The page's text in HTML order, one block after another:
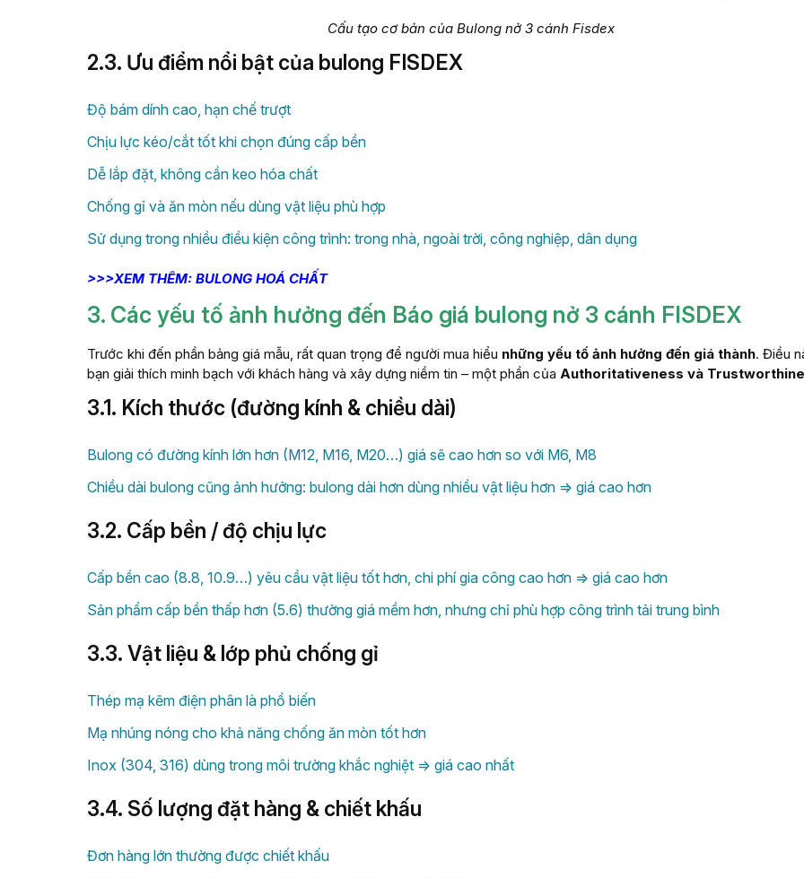
Cấu tạo cơ bản của Bulong nở 3 cánh Fisdex
2.3. Ưu điểm nổi bật của bulong FISDEX
Độ bám dính cao, hạn chế trượt
Chịu lực kéo/cắt tốt khi chọn đúng cấp bền
Dễ lắp đặt, không cần keo hóa chất
Chống gỉ và ăn mòn nếu dùng vật liệu phù hợp
Sử dụng trong nhiều điều kiện công trình: trong nhà, ngoài trời, công nghiệp, dân dụng
>>>XEM THÊM: BULONG HOÁ CHẤT
3. Các yếu tố ảnh hưởng đến Báo giá bulong nở 3 cánh FISDEX
Trước khi đến phần bảng giá mẫu, rất quan trọng để người mua hiểu những yếu tố ảnh hưởng đến giá thành. Điều
bạn giải thích minh bạch với khách hàng và xây dựng niềm tin – một phần của Authoritativeness và
3.1. Kích thước (đường kính & chiều dài)
Bulong có đường kính lớn hơn (M12, M16, M20…) giá sẽ cao hơn so với M6, M8
Chiều dài bulong cũng ảnh hưởng: bulong dài hơn dùng nhiều vật liệu hơn => giá cao hơn
3.2. Cấp bền / độ chịu lực
Cấp bền cao (8.8, 10.9…) yêu cầu vật liệu tốt hơn, chi phí gia công cao hơn => giá cao hơn
Sản phẩm cấp bền thấp hơn (5.6) thường giá mềm hơn, nhưng chỉ phù hợp công trình tải trung bình
3.3. Vật liệu & lớp phủ chống gỉ
Thép mạ kẽm điện phân là phổ biến
Mạ nhúng nóng cho khả năng chống ăn mòn tốt hơn
Inox (304, 316) dùng trong môi trường khắc nghiệt => giá cao nhất
3.4. Số lượng đặt hàng & chiết khấu
Đơn hàng lớn thường được chiết khấu